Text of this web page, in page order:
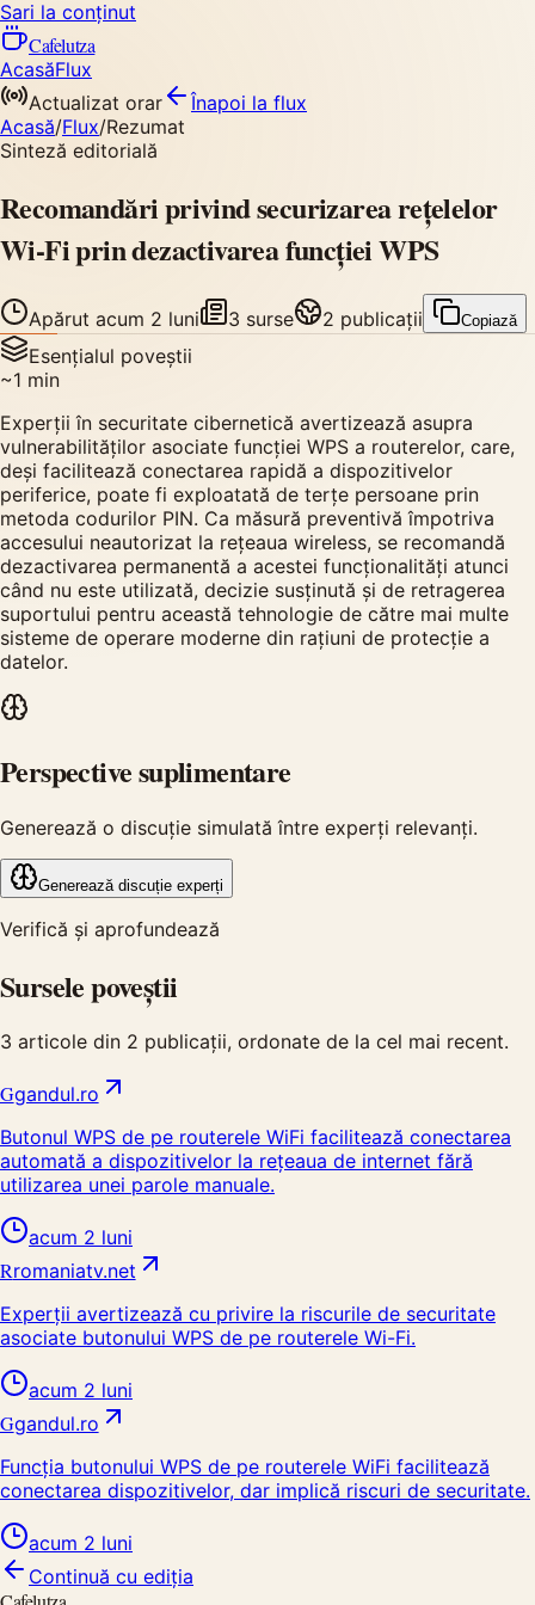
Sari la conținut
Cafelutza
AcasăFlux
Actualizat orar
Înapoi la flux
Acasă/Flux/Rezumat
Sinteză editorială
Recomandări privind securizarea rețelelor
Wi-Fi prin dezactivarea funcției WPS
Apărut acum 2 luni 3 surse 2 publicații Copiază
Esențialul poveștii
~1 min
Experții în securitate cibernetică avertizează asupra
vulnerabilităților asociate funcției WPS a routerelor, care,
deși facilitează conectarea rapidă a dispozitivelor
periferice, poate fi exploatată de terțe persoane prin
metoda codurilor PIN. Ca măsură preventivă împotriva
accesului neautorizat la rețeaua wireless, se recomandă
dezactivarea permanentă a acestei funcționalități atunci
când nu este utilizată, decizie susținută și de retragerea
suportului pentru această tehnologie de către mai multe
sisteme de operare moderne din rațiuni de protecție a
datelor.
Perspective suplimentare
Generează o discuție simulată între experți relevanți.
Generează discuție experți
Verifică și aprofundează
Sursele poveștii
3 articole din 2 publicații, ordonate de la cel mai recent.
Ggandul.ro
Butonul WPS de pe routerele WiFi facilitează conectarea
automată a dispozitivelor la rețeaua de internet fără
utilizarea unei parole manuale.
acum 2 luni
Rromaniatv.net
Experții avertizează cu privire la riscurile de securitate
asociate butonului WPS de pe routerele Wi-Fi.
acum 2 luni
Ggandul.ro
Funcția butonului WPS de pe routerele WiFi facilitează
conectarea dispozitivelor, dar implică riscuri de securitate.
acum 2 luni
Continuă cu ediția